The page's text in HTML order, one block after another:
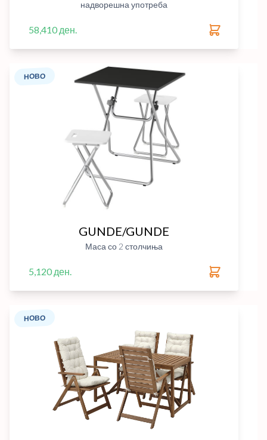
надворешна употреба
58,410 ден.
НОВО
GUNDE/GUNDE
Маса со 2 столчиња
5,120 ден.
НОВО